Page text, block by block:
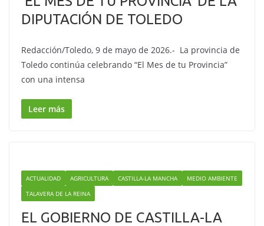
DIPUTACIÓN DE TOLEDO
Redacción/Toledo, 9 de mayo de 2026.- La provincia de
Toledo continúa celebrando “El Mes de tu Provincia”
con una intensa
Leer más
ACTUALIDAD AGRICULTURA CASTILLA-LA MANCHA
MEDIO AMBIENTE
TALAVERA DE LA REINA
EL GOBIERNO DE CASTILLA-LA